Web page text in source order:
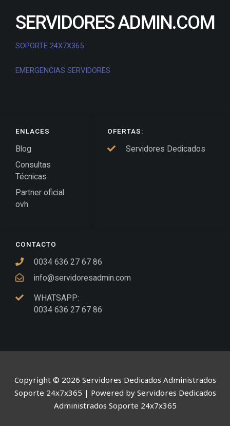
CONTACTO
0034 636 27 67 86
info@servidoresadmin.com
WHATSAPP:
0034 636 27 67 86
OFERTAS:
Servidores Dedicados
ENLACES
Blog
Consultas
Técnicas
Partner oficial
ovh
SERVIDORES ADMIN.COM
SOPORTE 24X7X365
EMERGENCIAS SERVIDORES
Copyright © 2026 Servidores Dedicados Administrados
Soporte 24x7x365 | Powered by Servidores Dedicados
Administrados Soporte 24x7x365